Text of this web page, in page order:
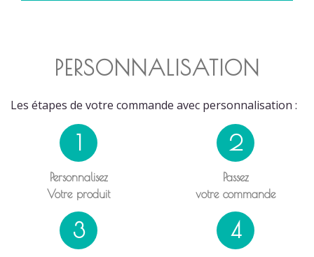
PERSONNALISATION
Les étapes de votre commande avec personnalisation :
1
Personnalisez
Votre produit
2
Passez
votre commande
3 4